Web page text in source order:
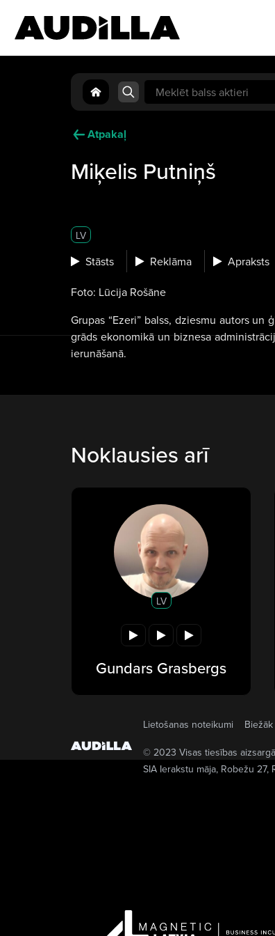
Search
for:
Atpakaļ
Miķelis Putniņš
LV
Stāsts Reklāma Apraksts
Foto: Lūcija Rošāne
Grupas “Ezeri” balss, dziesmu autors
grāds ekonomikā un biznesa
ierunāšanā.
Noklausies arī
LV
Gundars Grasbergs
Lietošanas noteikumi
© 2023 Visas tiesības
SIA Ierakstu māja, Robežu 27,